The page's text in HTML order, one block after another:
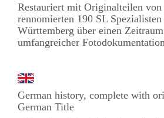
Restauriert mit Originalteilen von
rennomierten 190 SL Spezialisten
Württemberg über einen
umfangreicher
German history, complete with o
German Title